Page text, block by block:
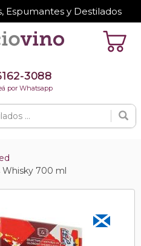
Espumantes y Destilados
3088
por Whatsapp
Whisky 700 ml